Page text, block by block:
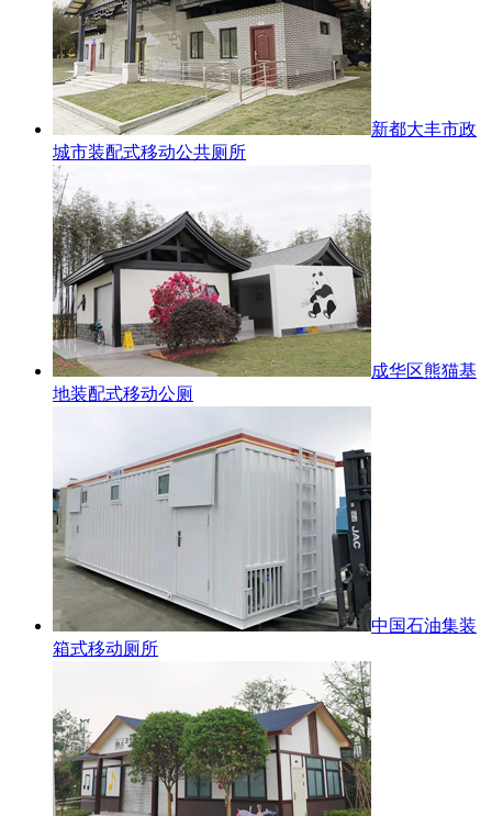
新都大丰市政
城市装配式移动公共厕所
成华区熊猫基
地装配式移动公厕
中国石油集装
箱式移动厕所